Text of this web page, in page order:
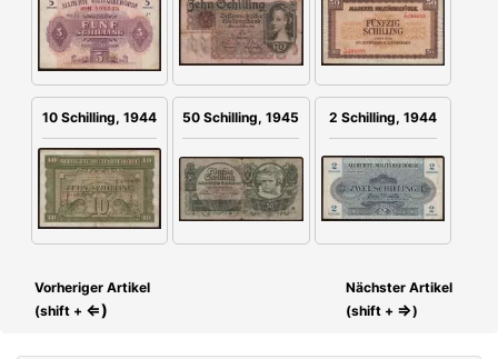
10 Schilling, 1944 50 Schilling, 1945 2 Schilling, 1944
Vorheriger Artikel
(shift + ⇐)
Nächster Artikel
(shift + ⇒)